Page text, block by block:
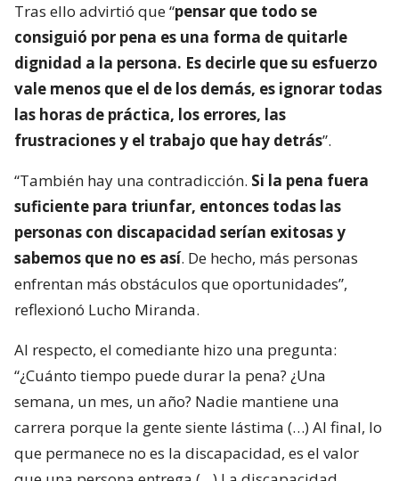
Tras ello advirtió que “pensar que todo se
consiguió por pena es una forma de quitarle
dignidad a la persona. Es decirle que su esfuerzo
vale menos que el de los demás, es ignorar todas
las horas de práctica, los errores, las
frustraciones y el trabajo que hay detrás”.
“También hay una contradicción. Si la pena fuera
suficiente para triunfar, entonces todas las
personas con discapacidad serían exitosas y
sabemos que no es así. De hecho, más personas
enfrentan más obstáculos que oportunidades”,
reflexionó Lucho Miranda.
Al respecto, el comediante hizo una pregunta:
“¿Cuánto tiempo puede durar la pena? ¿Una
semana, un mes, un año? Nadie mantiene una
carrera porque la gente siente lástima (…) Al final, lo
que permanece no es la discapacidad, es el valor